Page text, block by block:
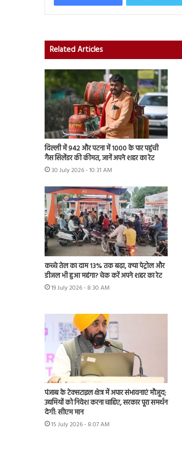
Related Articles
दिल्ली में 942 और पटना में 1000 के पार पहुंची
गैस सिलेंडर की कीमत, जानें अपने शहर का रेट
30 July 2026 - 10:31 AM
कच्चे तेल का दाम 13% तक बढ़ा, क्या पेट्रोल और
डीजल भी हुआ महंगा? चेक करें अपने शहर का रेट
19 July 2026 - 8:30 AM
पंजाब के टेक्सटाइल क्षेत्र में अपार संभावनाएं मौजूद;
उद्यमियों को निवेश करना चाहिए, सरकार पूरा समर्थन
देगी: सीएम मान
15 July 2026 - 8:07 AM